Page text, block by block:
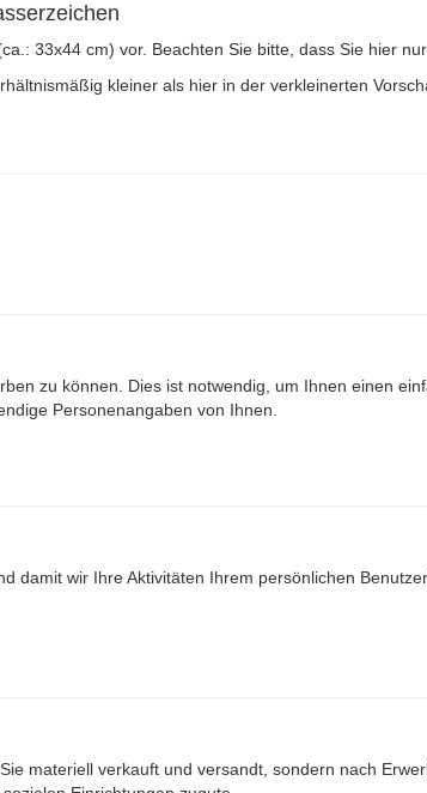
33x44 cm) vor. Beachten Sie bitte, dass Sie hier
kleiner als hier in der verkleinerten
zu können. Dies ist notwendig, um Ihnen einen
Personenangaben von Ihnen.
damit wir Ihre Aktivitäten Ihrem persönlichen
materiell verkauft und versandt, sondern nach